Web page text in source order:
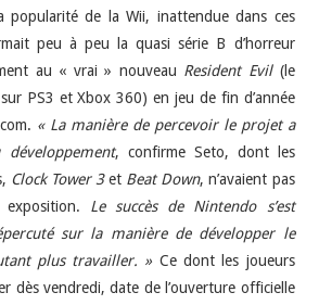
popularité de la Wii, inattendue dans ces
peu à peu la quasi série B d’horreur
au « vrai » nouveau Resident Evil(le
PS3 et Xbox 360) en jeu de fin d’année
« La manière de percevoir le projet a
, confirme Seto, dont les
Clock Tower 3et Beat Down, n’avaient pas
Le succès de Nintendo s’est
sur la manière de développer le
plus travailler. » Ce dont les joueurs
dès vendredi, date de l’ouverture officielle